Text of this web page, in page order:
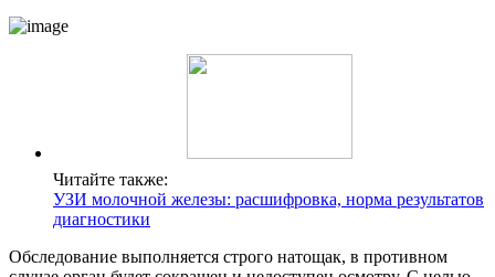
Читайте также:
УЗИ молочной железы: расшифровка, норма результатов
диагностики
Обследование выполняется строго натощак, в противном